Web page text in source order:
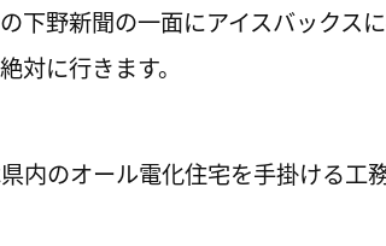
野新聞の一面にアイスバックス
対に行きます。
内のオール電化住宅を手掛ける工